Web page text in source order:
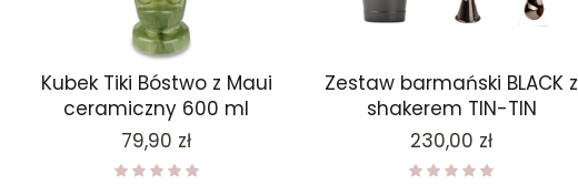
Kubek Tiki Bóstwo z Maui
ceramiczny 600 ml
Cena
79,90 zł
Zestaw barmański BLACK z
shakerem TIN-TIN
Cena
230,00 zł